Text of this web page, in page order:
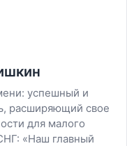
успешный и
расширяющий свое
для малого
«Наш главный